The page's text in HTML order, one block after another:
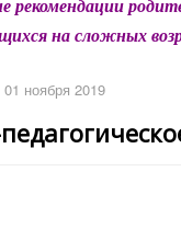
рекомендации
на сложных
ноября 2019